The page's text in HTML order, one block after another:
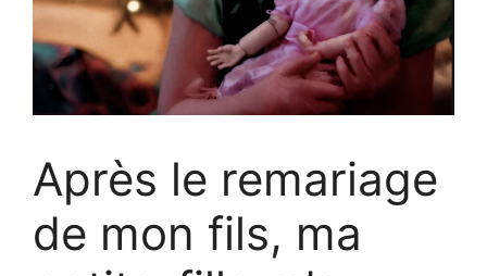
Après le remariage
de mon fils, ma